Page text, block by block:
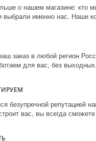
о нашем магазине: кто
выбрали именно нас. Наши
заказ в любой регион
для вас, без выходных.
безупречной репутацией
вас, вы всегда